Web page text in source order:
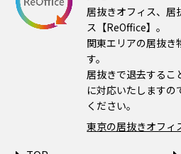
居抜きオフィス、居
ス【ReOffice】。
関東エリアの居抜き
す。
居抜きで退去するこ
に対応いたしますの
ください。
東京の居抜きオフ